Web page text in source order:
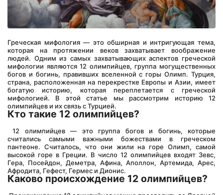
Греческая мифология — это обширная и интригующая тема,
которая на протяжении веков захватывает воображение
людей. Одним из самых захватывающих аспектов греческой
мифологии являются 12 олимпийцев, группа могущественных
богов и богинь, правивших вселенной с горы Олимп. Турция,
страна, расположенная на перекрестке Европы и Азии, имеет
богатую историю, которая переплетается с греческой
мифологией. В этой статье мы рассмотрим историю 12
олимпийцев и их связь с Турцией.
Кто такие 12 олимпийцев?
12 олимпийцев — это группа богов и богинь, которые
считались самыми важными божествами в греческом
пантеоне. Считалось, что они жили на горе Олимп, самой
высокой горе в Греции. В число 12 олимпийцев входят Зевс,
Гера, Посейдон, Деметра, Афина, Аполлон, Артемида, Арес,
Афродита, Гефест, Гермес и Дионис.
Каково происхождение 12 олимпийцев?